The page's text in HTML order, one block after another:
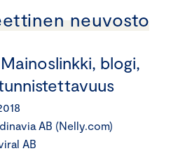
neuvosto
blogi,
AB (Nelly.com)
AB